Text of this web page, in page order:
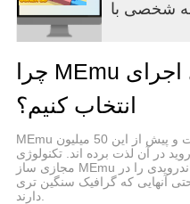
چرا MEmu را برای اجرای Pusher 3D
انتخاب کنیم؟
MEmu بهترین نمونه ساز رایگان اندروید است و پیش از این 50 میلیون
در آن لذت برده اند. تکنولوژی
مجازی ساز MEmu شما را قادر می سازد هزاران بازی اندرویدی را در
آنهایی که گرافیک سنگین تری
دارند.